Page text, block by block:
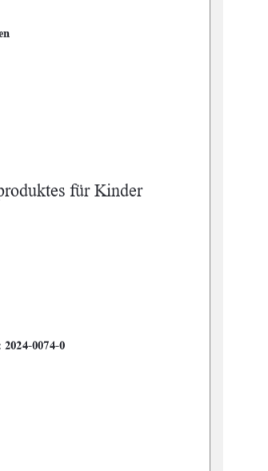
für Kinder
0074-0